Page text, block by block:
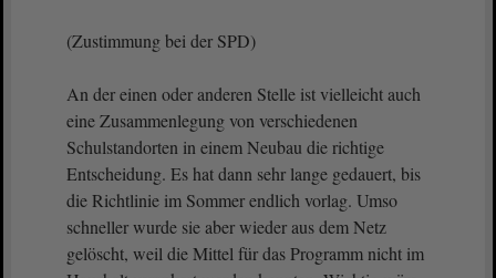
(Zustimmung bei der SPD)
An der einen oder anderen Stelle ist vielleicht auch
eine Zusammenlegung von verschiedenen
Schulstandorten in einem Neubau die richtige
Entscheidung. Es hat dann sehr lange gedauert, bis
die Richtlinie im Sommer endlich vorlag. Umso
schneller wurde sie aber wieder aus dem Netz
gelöscht, weil die Mittel für das Programm nicht im